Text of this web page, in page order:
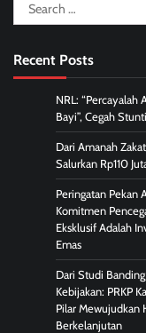
for:
Recent Posts
NRL: “Percayalah
Bayi”, Cegah
Dari Amanah
Salurkan Rp110
Peringatan Pekan
Komitmen
Eksklusif Adalah
Emas
Dari Studi
Kebijakan: PRKP
Pilar Mewujudkan
Berkelanjutan